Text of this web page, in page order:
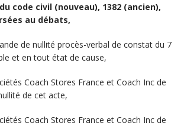
code civil (nouveau), 1382 (ancien),
au débats,
de nullité procès-verbal de constat du 7
et en tout état de cause,
Coach Stores France et Coach Inc de
de cet acte,
Coach Stores France et Coach Inc de